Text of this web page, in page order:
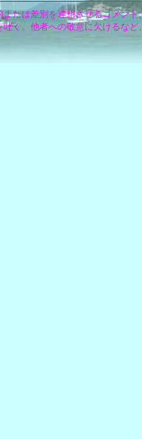
たは差別を連想させるコメン
吐く、他者への敬意に欠けるな